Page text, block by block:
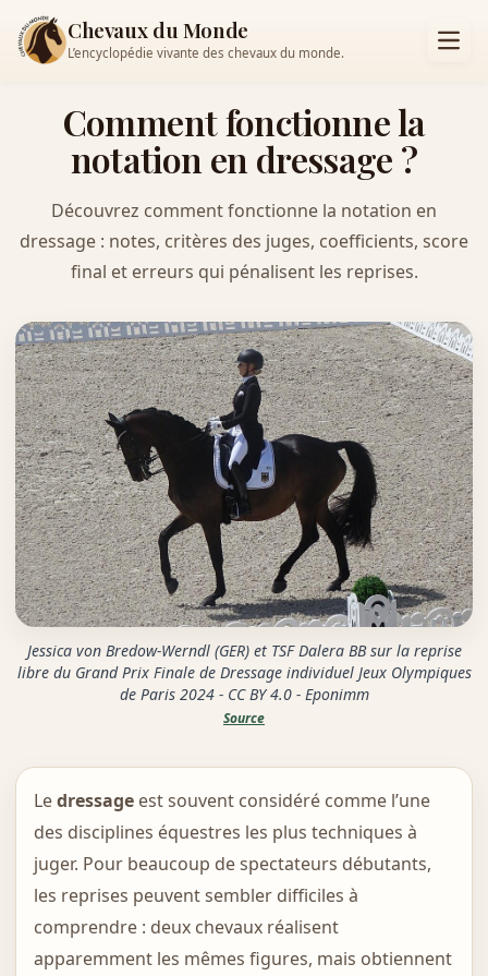
Chevaux du Monde
L’encyclopédie vivante des chevaux du monde.
Comment fonctionne la
notation en dressage ?
Découvrez comment fonctionne la notation en
dressage : notes, critères des juges, coefficients, score
final et erreurs qui pénalisent les reprises.
Jessica von Bredow-Werndl (GER) et TSF Dalera BB sur la reprise
libre du Grand Prix Finale de Dressage individuel Jeux Olympiques
de Paris 2024 - CC BY 4.0 - Eponimm
Source
Ledressageest souvent considéré comme l’une
des disciplines équestres les plus techniques à
juger. Pour beaucoup de spectateurs débutants,
les reprises peuvent sembler difficiles à
comprendre : deux chevaux réalisent
apparemment les mêmes figures, mais obtiennent